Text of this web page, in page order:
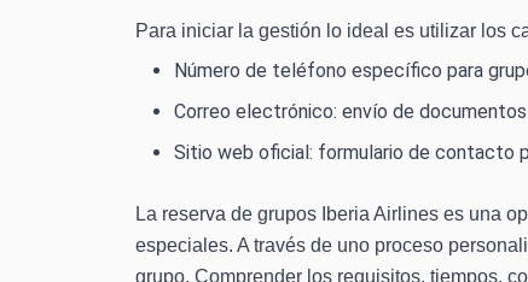
Para iniciar la gestión lo ideal es utilizar los
Número de teléfono específico para
Correo electrónico: envío de
Sitio web oficial: formulario de contacto
La reserva de grupos Iberia Airlines es una
especiales. A través de uno proceso
grupo. Comprender los requisitos, tiempos,